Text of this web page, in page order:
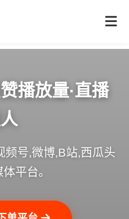
播放量·直播
频号,微博,B站,西瓜头
平台。